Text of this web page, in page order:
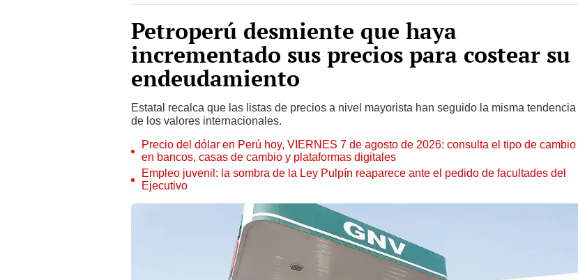
Petroperú desmiente que haya
incrementado sus precios para costear su
endeudamiento
de los valores internacionales.
en bancos, casas de cambio y plataformas digitales
Empleo juvenil: la sombra de la Ley Pulpín reaparece ante el pedido de facultades del
Ejecutivo